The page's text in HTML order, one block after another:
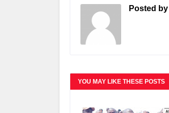
Posted by
YOU MAY LIKE THESE POSTS